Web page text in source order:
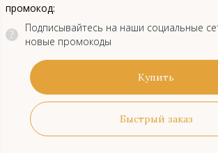
промокод:
?
Подписывайтесь на наши социальные
новые промокоды
Купить
Быстрый заказ